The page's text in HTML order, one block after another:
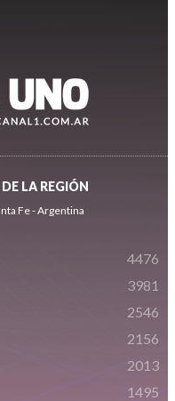
LA REGIÓN
Fe - Argentina
4476
3981
2546
2156
2013
1495